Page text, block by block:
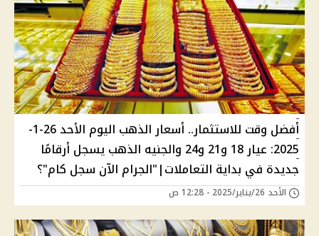
أفضل وقت للاستثمار.. أسعار الذهب اليوم الأحد 26-1-
2025: عيار 18 و21 و24 والجنيه الذهب يسجل أرقامًا
جديدة في بداية التعاملات|"الجرام الآن سجل كام"؟
الأحد 26/يناير/2025 - 12:28 ص